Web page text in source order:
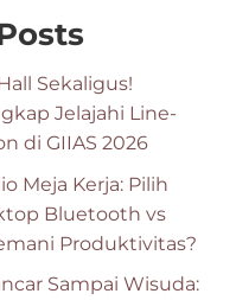
Sekaligus!
Jelajahi Line-
di GIIAS 2026
Meja Kerja: Pilih
Bluetooth vs
Produktivitas?
Sampai Wisuda: